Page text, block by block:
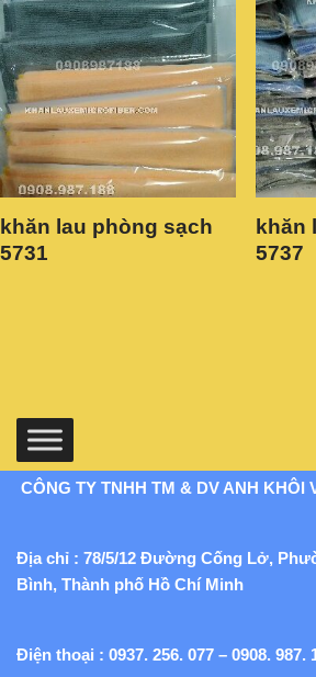
khăn lau phòng sạch
5731
khăn
5737
CÔNG TY TNHH TM & DV ANH KHÔI
Địa chỉ : 78/5/12 Đường Cống Lở,
Bình, Thành phố Hồ Chí Minh
Điện thoại : 0937. 256. 077 – 0908. 987.